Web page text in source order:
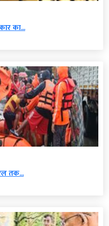
का...
तक...